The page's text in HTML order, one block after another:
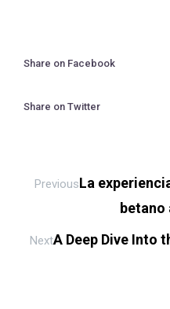
Share on Facebook
Share on Twitter
PreviousLa
NextA Deep Dive Into